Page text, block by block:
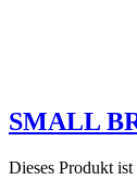
SMALL
Dieses Produkt